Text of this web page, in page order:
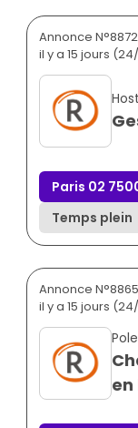
Annonce
il y a 15 jours
Paris 02
Temps plein
Annonce
il y a 15 jours